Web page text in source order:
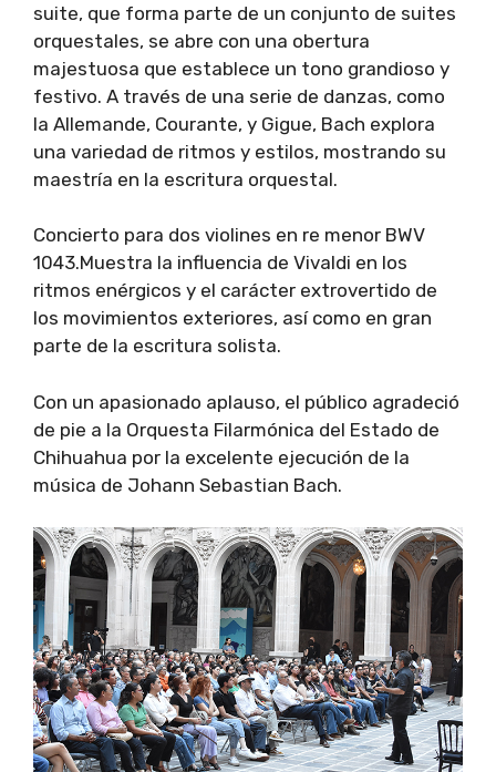
suite, que forma parte de un conjunto de suites
orquestales, se abre con una obertura
majestuosa que establece un tono grandioso y
festivo. A través de una serie de danzas, como
la Allemande, Courante, y Gigue, Bach explora
una variedad de ritmos y estilos, mostrando su
maestría en la escritura orquestal.
Concierto para dos violines en re menor BWV
1043.Muestra la influencia de Vivaldi en los
ritmos enérgicos y el carácter extrovertido de
los movimientos exteriores, así como en gran
parte de la escritura solista.
Con un apasionado aplauso, el público agradeció
de pie a la Orquesta Filarmónica del Estado de
Chihuahua por la excelente ejecución de la
música de Johann Sebastian Bach.